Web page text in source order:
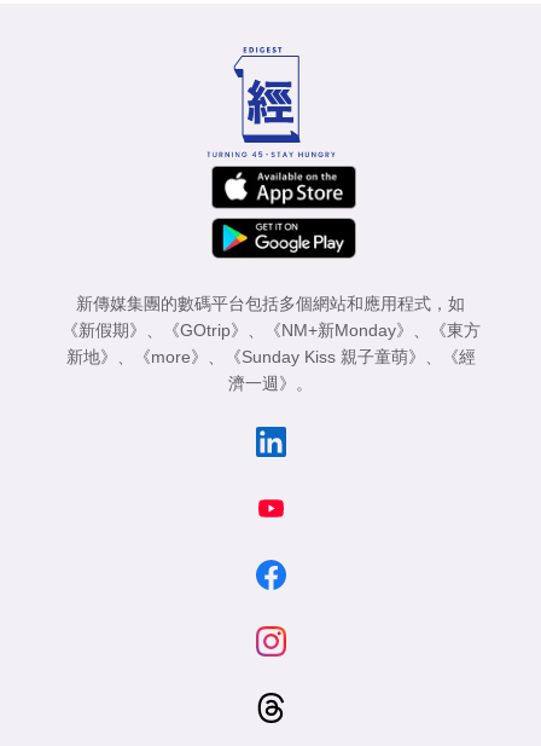
新傳媒集團的數碼平台包括多個網站和應用程式，如
《新假期》 、 《GOtrip》 、 《NM+新Monday》 、
《東方
新地》 、 《more》 、 《Sunday Kiss 親子童萌》 、
《經
濟一週》 。